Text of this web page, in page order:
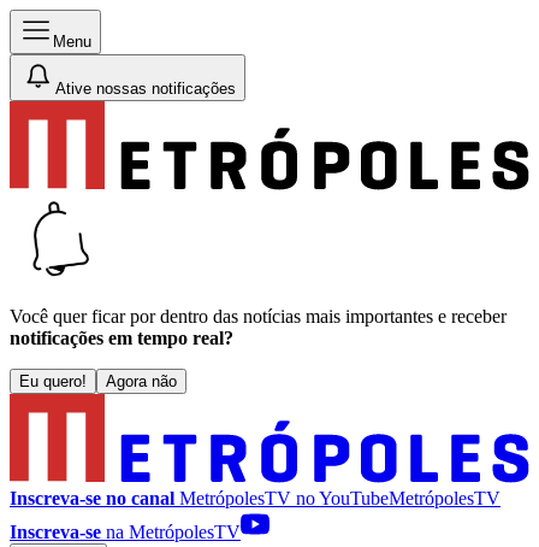
Menu
Ative nossas notificações
Você quer ficar por dentro das notícias mais importantes e receber
notificações em tempo real?
Eu quero! Agora não
Inscreva-se no canal MetrópolesTV noYouTubeMetrópolesTV
Inscreva-se na MetrópolesTV